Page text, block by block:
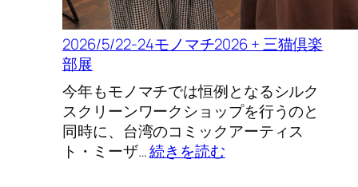
2026/5/22-24モノマチ2026 + 三猫倶楽
部展
今年もモノマチでは恒例となるシルク
スクリーンワークショップを行うのと
同時に、台湾のコミックアーティス
ト・ミーザ…続きを読む: